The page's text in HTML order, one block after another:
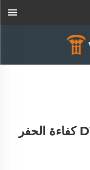
كيف تحسن مطارق DTH كفاءة الحفر